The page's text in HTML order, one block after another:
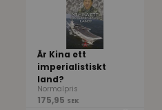
Är Kina ett
imperialistiskt
land?
Normalpris
175,95 SEK